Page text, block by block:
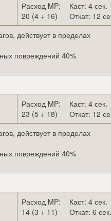
Расход MP:
20 (4 + 16)
Каст: 4 сек.
Откат: 12
действует в пределах
повреждений 40%
Расход MP:
23 (5 + 18)
Каст: 4 сек.
Откат: 12
действует в пределах
повреждений 40%
Расход MP:
14 (3 + 11)
Каст: 4 сек.
Откат: 6 сек.